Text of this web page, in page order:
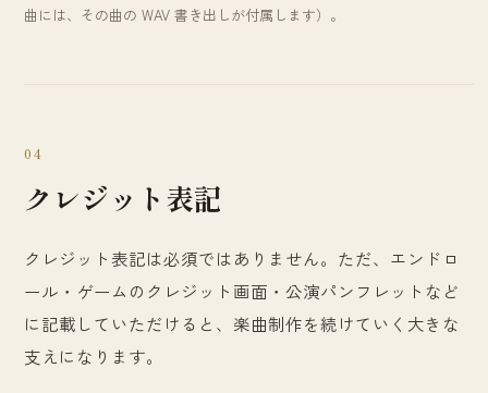
曲には、その曲の WAV 書き出しが付属します）。
04
クレジット表記
クレジット表記は必須ではありません。ただ、エンドロ
ール・ゲームのクレジット画面・公演パンフレットなど
に記載していただけると、楽曲制作を続けていく大きな
支えになります。